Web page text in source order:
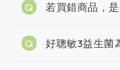
若買錯商品，
好聰敏3益生菌